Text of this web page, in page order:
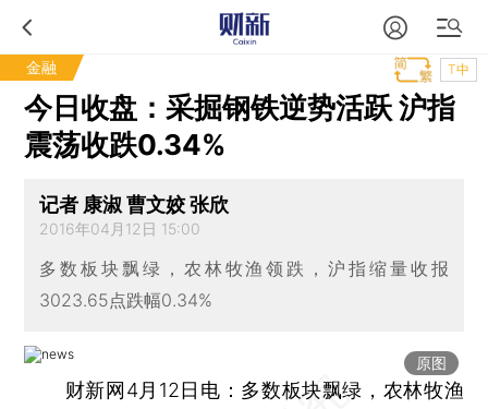
金融 T中
今日收盘：采掘钢铁逆势活跃 沪指
震荡收跌0.34%
记者 康淑 曹文姣 张欣
2016年04月12日 15:00
多数板块飘绿，农林牧渔领跌，沪指缩量收报
3023.65点跌幅0.34%
原图
财新网4月12日电：多数板块飘绿，农林牧渔